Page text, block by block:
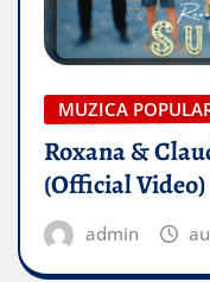
MUZICA
Roxana &
(Official Video)
admin